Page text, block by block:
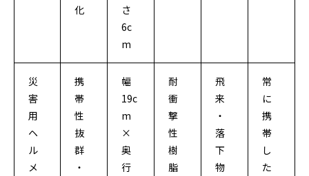
化
さ
6c
m
災
害
用
ヘ
ル
メ
携
帯
性
抜
群
・
幅
19c
m
×
奥
行
耐
衝
撃
性
樹
脂
飛
来
・
落
下
物
常
に
携
帯
し
た